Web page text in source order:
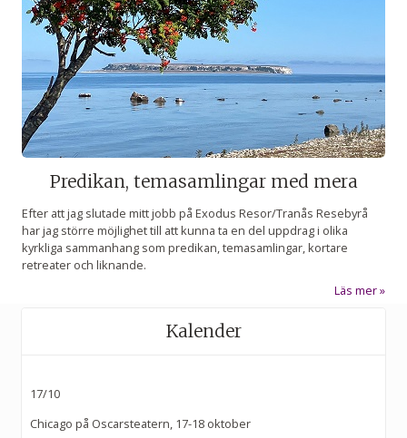
Predikan, temasamlingar med mera
Efter att jag slutade mitt jobb på Exodus Resor/Tranås Resebyrå
har jag större möjlighet till att kunna ta en del uppdrag i olika
kyrkliga sammanhang som predikan, temasamlingar, kortare
retreater och liknande.
Läs mer
Kalender
17/10
Chicago på Oscarsteatern, 17-18 oktober